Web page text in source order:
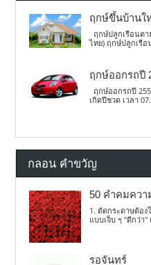
ฤกษ์ขึ้นบ้านใ
ฤกษ์ปลูกเรือนตา
ไทย) ฤกษ์ปลูกเรื
ฤกษ์ออกรถปี
ฤกษ์ออกรถปี
เกิดปีชวด เวลา
กลอน คำขวัญ
50 คำคมคว
1. ตัดกระดาษต้อง
แบบเจ็บ ๆ "ดีกว่า"
รอจันทร์